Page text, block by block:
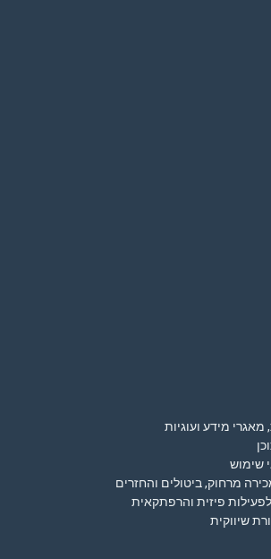
מאגרי מידע ועוגיות
שימוש
מרחוק, ביטולים והחזרים
פיזית והרפתקאית
שיווקית